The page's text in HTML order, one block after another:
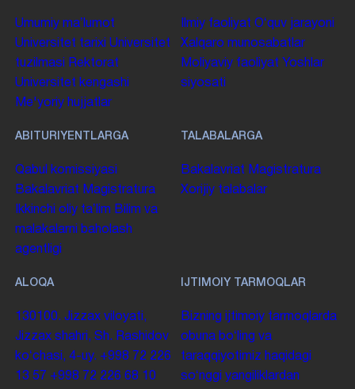
Umumiy maʼlumot
Universitet tarixi Universitet
tuzilmasi
Rektorat
Universitet kengashi
Me'yoriy hujjatlar
Ilmiy faoliyat Oʻquv jarayoni
Xalqaro munosabatlar
Moliyaviy faoliyat Yoshlar
siyosati
ABITURIYENTLARGA
Qabul komissiyasi
Bakalavriat Magistratura
Ikkinchi oliy taʼlim Bilim va
malakalarni baholash
agentligi
TALABALARGA
Bakalavriat Magistratura
Xorijiy talabalar
ALOQA
130100. Jizzax viloyati,
Jizzax shahri, Sh. Rashidov
koʻchasi, 4-uy. +998 72 226
13 57 +998 72 226 68 10
IJTIMOIY TARMOQLAR
Bizning ijtimoiy tarmoqlarda
obuna boʻling va
taraqqiyotimiz haqidagi
soʻnggi yangiliklardan